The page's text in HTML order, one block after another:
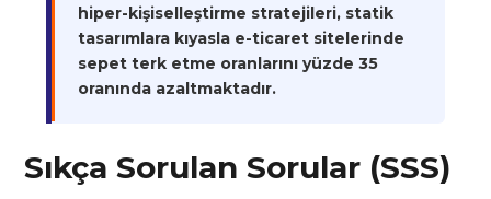
hiper-kişiselleştirme stratejileri, statik
tasarımlara kıyasla e-ticaret sitelerinde
sepet terk etme oranlarını yüzde 35
oranında azaltmaktadır.
Sıkça Sorulan Sorular (SSS)